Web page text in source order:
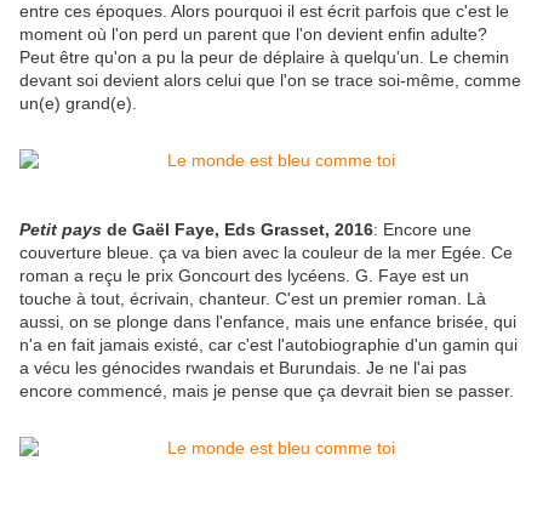
entre ces époques. Alors pourquoi il est écrit parfois que c'est le
moment où l'on perd un parent que l'on devient enfin adulte?
Peut être qu'on a pu la peur de déplaire à quelqu'un. Le chemin
devant soi devient alors celui que l'on se trace soi-même, comme
un(e) grand(e).
Petit pays de Gaël Faye, Eds Grasset, 2016: Encore une
couverture bleue. ça va bien avec la couleur de la mer Egée. Ce
roman a reçu le prix Goncourt des lycéens. G. Faye est un
touche à tout, écrivain, chanteur. C'est un premier roman. Là
aussi, on se plonge dans l'enfance, mais une enfance brisée, qui
n'a en fait jamais existé, car c'est l'autobiographie d'un gamin qui
a vécu les génocides rwandais et Burundais. Je ne l'ai pas
encore commencé, mais je pense que ça devrait bien se passer.